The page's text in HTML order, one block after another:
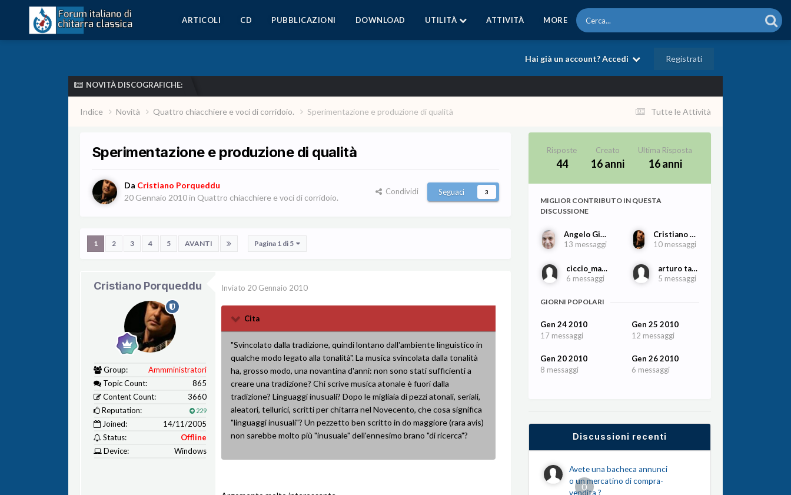
ARTICOLI CD PUBBLICAZIONI DOWNLOAD UTILITÀ ATTIVITÀ MORE
Hai già un account? Accedi Registrati
NOVITÀ DISCOGRAFICHE:
Tutte le Attività
Indice Novità Quattro chiacchiere e voci di corridoio. Sperimentazione e produzione di qualità
Sperimentazione e produzione di qualità
Da Cristiano Porqueddu
20 Gennaio 2010in Quattro chiacchiere e voci di corridoio.
Condividi Seguaci 3
1 2 3 4 5 AVANTI Pagina 1 di 5
Cristiano Porqueddu
Group:
Ammministratori
Topic Count:
865
Content Count:
3660
Reputation:
229
Joined:
14/11/2005
Status:
Offline
Device:
Windows
Inviato 20 Gennaio 2010
Cita
"Svincolato dalla tradizione, quindi lontano dall'ambiente linguistico in
qualche modo legato alla tonalità". La musica svincolata dalla tonalità
ha, grosso modo, una novantina d'anni: non sono stati sufficienti a
creare una tradizione? Chi scrive musica atonale è fuori dalla
tradizione? Linguaggi inusuali? Dopo le migliaia di pezzi atonali, seriali,
aleatori, tellurici, scritti per chitarra nel Novecento, che cosa significa
"linguaggi inusuali"? Un pezzetto ben scritto in do maggiore (rara avis)
non sarebbe molto più "inusuale" dell'ennesimo brano "di ricerca"?
Risposte
44
Creato
16 anni
Ultima Risposta
16 anni
MIGLIOR CONTRIBUTO IN QUESTA
DISCUSSIONE
Angelo Gilardino
13 messaggi
Cristiano Porqueddu
10 messaggi
ciccio_matera
6 messaggi
arturo tallini
5 messaggi
GIORNI POPOLARI
Gen 24 2010
17 messaggi
Gen 25 2010
12 messaggi
Gen 20 2010
8 messaggi
Gen 26 2010
6 messaggi
Discussioni recenti
0
Avete una bacheca annunci
o un mercatino di compra-
vendita ?